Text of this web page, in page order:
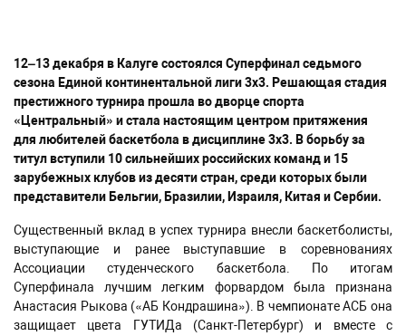
12–13 декабря в Калуге состоялся Суперфинал седьмого
сезона Единой континентальной лиги 3х3. Решающая стадия
престижного турнира прошла во дворце спорта
«Центральный» и стала настоящим центром притяжения
для любителей баскетбола в дисциплине 3х3. В борьбу за
титул вступили 10 сильнейших российских команд и 15
зарубежных клубов из десяти стран, среди которых были
представители Бельгии, Бразилии, Израиля, Китая и Сербии.
Существенный вклад в успех турнира внесли баскетболисты,
выступающие и ранее выступавшие в соревнованиях
Ассоциации студенческого баскетбола. По итогам
Суперфинала лучшим легким форвардом была признана
Анастасия Рыкова («АБ Кондрашина»). В чемпионате АСБ она
защищает цвета ГУТИДа (Санкт-Петербург) и вместе с